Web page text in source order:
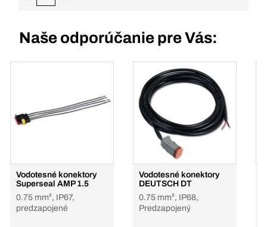
Naše odporúčanie pre Vás:
Vodotesné konektory
Superseal AMP 1.5
0.75 mm², IP67,
predzapojené
Vodotesné konektory
DEUTSCH DT
0.75 mm², IP68,
Predzapojený